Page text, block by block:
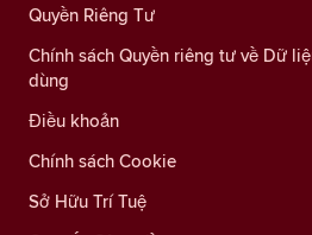
Quyền Riêng Tư
Chính sách Quyền riêng tư về Dữ
dùng
Điều khoản
Chính sách Cookie
Sở Hữu Trí Tuệ